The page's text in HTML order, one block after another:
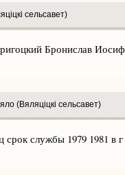
сельсавет)
Бронислав
(Вяляціцкі сельсавет)
службы 1979 1981 в